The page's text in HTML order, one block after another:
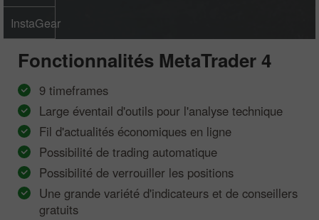
InstaGear
Fonctionnalités MetaTrader 4
9 timeframes
Large éventail d'outils pour l'analyse technique
Fil d'actualités économiques en ligne
Possibilité de trading automatique
Possibilité de verrouiller les positions
Une grande variété d'indicateurs et de conseillers
gratuits